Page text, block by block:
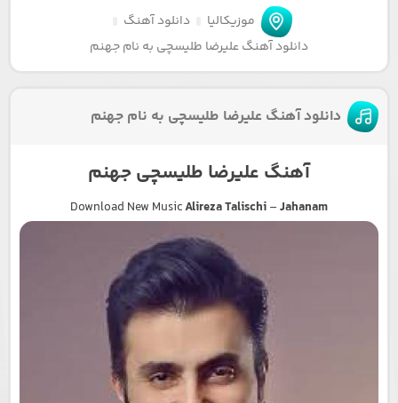
موزیکالیا
دانلود آهنگ
دانلود آهنگ علیرضا طلیسچی به نام جهنم
دانلود آهنگ علیرضا طلیسچی به نام جهنم
آهنگ علیرضا طلیسچی جهنم
Download New MusicAlireza Talischi–Jahanam